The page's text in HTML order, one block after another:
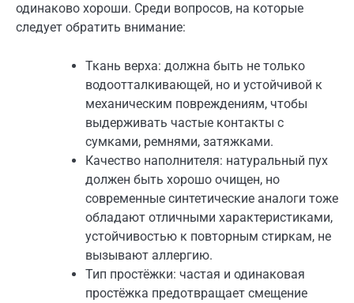
одинаково хороши. Среди вопросов, на которые
следует обратить внимание:
Ткань верха: должна быть не только
водоотталкивающей, но и устойчивой к
механическим повреждениям, чтобы
выдерживать частые контакты с
сумками, ремнями, затяжками.
Качество наполнителя: натуральный пух
должен быть хорошо очищен, но
современные синтетические аналоги тоже
обладают отличными характеристиками,
устойчивостью к повторным стиркам, не
вызывают аллергию.
Тип простёжки: частая и одинаковая
простёжка предотвращает смещение